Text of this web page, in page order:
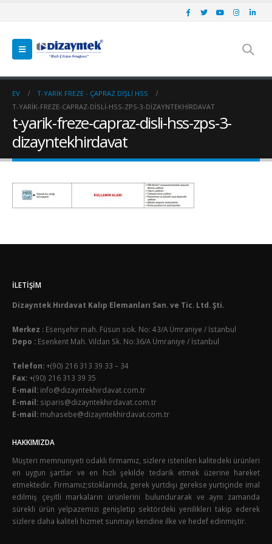
EV
T-YARIK FREZE - ÇAPRAZ DIŞLI HSS
T-YARIK-FREZE-CAPRAZ-DISLI-HSS-ZPS-3-DIZAYNTEKHIRDAVAT
t-yarik-freze-capraz-disli-hss-zps-3-
dizayntekhirdavat
İLETIŞIM
Dizayntek Hırdavat Kalıp Elemanları San. ve Tic. Ltd. Şti.
Merkez : Esenşehir mah. Füsun sok. No: 43/A Ümraniye / İstanbul
Depo : Esenkent Mah. Vildan Sk. No:36/A Ümraniye / İstanbul
Telefon:+(90) 216 313 39 33 – 34
Fax:+(90) 216 313 39 35
E-mail: info@dizayntekhirdavat.com.tr
E-mail: siparis@dizayntekhirdavat.com.tr
E-mail: muhasebe@dizayntekhirdavat.com.tr
HAKKIMIZDA
Müşteri memnuniyeti odaklı firmamız, sizlere istenilen kalitedeki ürünleri
en uygun şartlar ve en hızlı şekilde tedarik etmek üzerine hareket
etmektedir. Firmamız;stoklarında, gerek yurtdışı gerekse yurtiçinde imal
edilmiş çeşitli markaların ürünlerini bulundurarak ve aynı zamanda
sürekli ürün yelpazemizi genişletip sektördeki yenilikleri takip ederek
sizlere daha kaliteli hizmet sunmayı kendine ilke ve hedef edinmiştir.